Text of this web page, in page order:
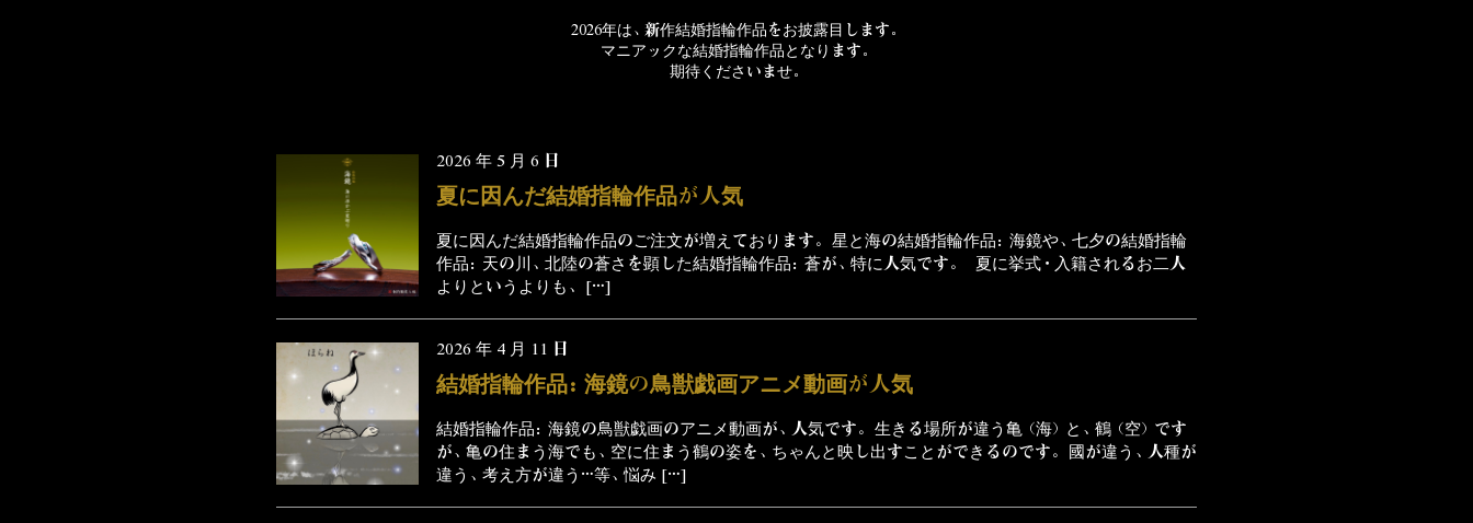
2026年は、新作結婚指輪作品をお披露目します。
マニアックな結婚指輪作品となります。
期待くださいませ。
2026 年 5 月 6 日
夏に因んだ結婚指輪作品が人気
夏に因んだ結婚指輪作品のご注文が増えております。 星と海の結婚指輪作品：海鏡や、七夕の結婚指輪
作品：天の川、北陸の蒼さを顕した結婚指輪作品：蒼が、特に人気です。 夏に挙式・入籍されるお二人
よりというよりも、 […]
2026 年 4 月 11 日
結婚指輪作品：海鏡の鳥獣戯画アニメ動画が人気
結婚指輪作品：海鏡の鳥獣戯画のアニメ動画が、人気です。 生きる場所が違う亀（海）と、鶴（空）です
が、亀の住まう海でも、空に住まう鶴の姿を、ちゃんと映し出すことができるのです。 國が違う、人種が
違う、考え方が違う…等、悩み […]